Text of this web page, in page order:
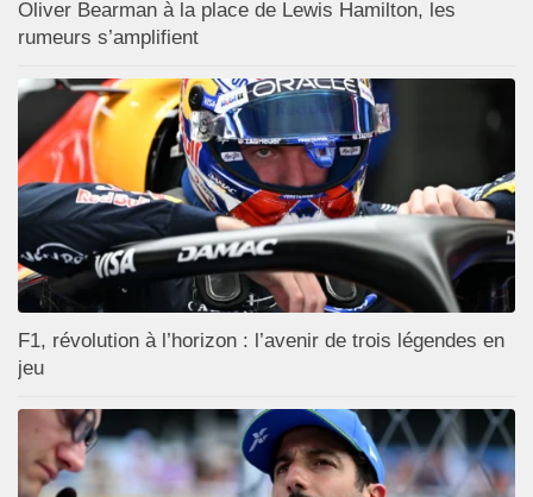
Oliver Bearman à la place de Lewis Hamilton, les
rumeurs s’amplifient
F1, révolution à l’horizon : l’avenir de trois légendes en
jeu